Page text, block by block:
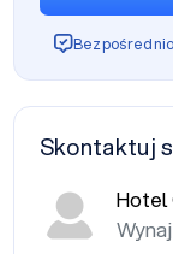
Bezpośrednio
Skontaktuj
Hotel